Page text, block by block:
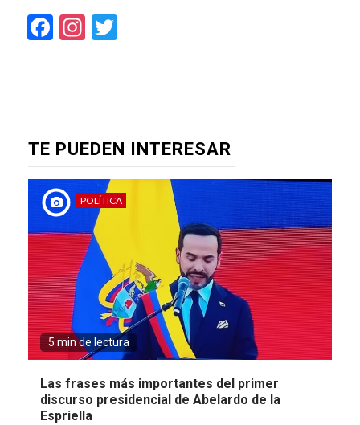
Facebook
Instagram
TE PUEDEN INTERESAR
POLÍTICA
5 min de lectura
Las frases más importantes del primer
discurso presidencial de Abelardo de la
Espriella